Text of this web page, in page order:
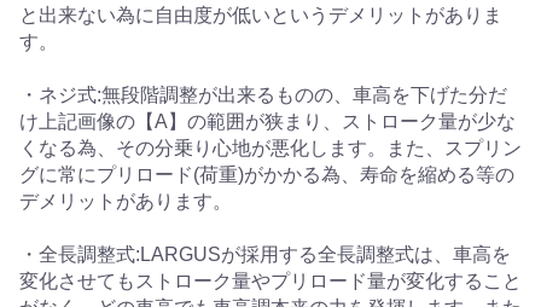
と出来ない為に自由度が低いというデメリットがありま
す。
・ネジ式:無段階調整が出来るものの、車高を下げた分だ
け上記画像の【A】の範囲が狭まり、ストローク量が少な
くなる為、その分乗り心地が悪化します。また、スプリン
グに常にプリロード(荷重)がかかる為、寿命を縮める等の
デメリットがあります。
・全長調整式:LARGUSが採用する全長調整式は、車高を
変化させてもストローク量やプリロード量が変化すること